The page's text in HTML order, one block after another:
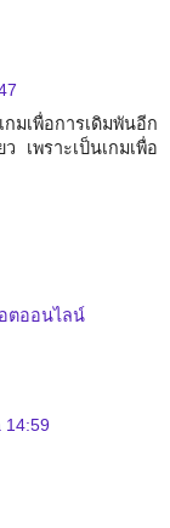
กมเพื่อการเดิมพันอีก
เพราะเป็นเกมเพื่อ
ตออนไลน์
14:59